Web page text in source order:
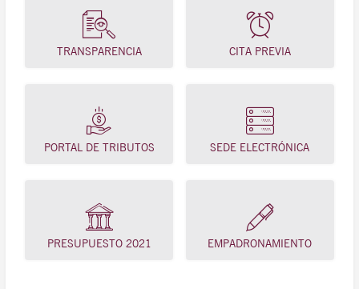
TRANSPARENCIA CITA PREVIA
PORTAL DE TRIBUTOS SEDE ELECTRÓNICA
PRESUPUESTO 2021 EMPADRONAMIENTO